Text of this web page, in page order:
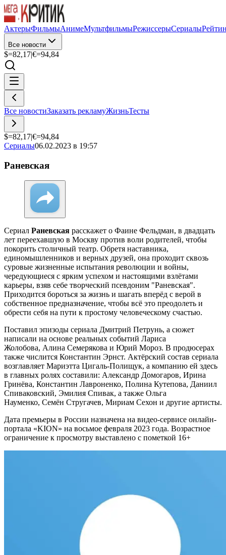
АктерыФильмыАнимеМультфильмыРежиссерыСериалы
Все новости
$=82,17|€=94,84
Все новостиЗаказать рекламуЖизньТесты
$=82,17|€=94,84
Сериалы06.02.2023 в 19:57
Раневская
Сериал Раневская расскажет о Фаине Фельдман, в двадцать
лет переехавшую в Москву против воли родителей, чтобы
покорить столичный театр. Обретя наставника,
единомышленников и верных друзей, она проходит сквозь
суровые жизненные испытания революции и войны,
чередующиеся с ярким успехом и настоящими взлётами
карьеры, взяв себе творческий псевдоним "Раневская".
Приходится бороться за жизнь и шагать вперёд с верой в
собственное предназначение, чтобы всё это преодолеть и
обрести себя на пути к простому человеческому счастью.
Поставил эпизоды сериала Дмитрий Петрунь, а сюжет
написали на основе реальных событий Лариса
Жолобова, Алина Семерякова и Юрий Мороз. В продюсерах
также числится Константин Эрнст. Актёрский состав сериала
возглавляет Мариэтта Цигаль-Полищук, а компанию ей здесь
в главных ролях составили: Александр Домогаров, Ирина
Гринёва, Константин Лавроненко, Полина Кутепова, Даниил
Спиваковский, Эмилия Спивак, а также Ольга
Науменко, Семён Стругачев, Мириам Сехон и другие артисты.
Дата премьеры в России назначена на видео-сервисе онлайн-
портала «KION» на восьмое февраля 2023 года. Возрастное
ограничение к просмотру выставлено с пометкой 16+